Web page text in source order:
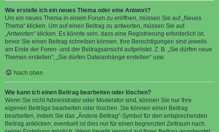
Wie erstelle ich ein neues Thema oder eine Antwort?
Um ein neues Thema in einem Forum zu eröffnen, müssen Sie auf „Neues
Thema“ klicken. Um auf einen Beitrag zu antworten, müssen Sie auf
„Antworten“ klicken. Es könnte sein, dass eine Registrierung erforderlich ist,
bevor Sie einen Beitrag schreiben können. Ihre Berechtigungen sind jeweils
am Ende der Foren- und der Beitragsansicht aufgelistet. Z. B. „Sie dürfen neue
Themen erstellen“, „Sie dürfen Dateianhänge erstellen“ usw.
Nach oben
Wie kann ich einen Beitrag bearbeiten oder löschen?
Wenn Sie nicht Administrator oder Moderator sind, können Sie nur Ihre
eigenen Beiträge bearbeiten oder löschen. Sie können einen Beitrag
bearbeiten, indem Sie das „Ändere Beitrag“-Symbol für den entsprechenden
Beitrag anklicken; eventuell ist dies nur für einen begrenzten Zeitraum nach